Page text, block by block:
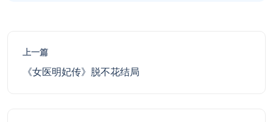
上一篇
《女医明妃传》脱不花结局